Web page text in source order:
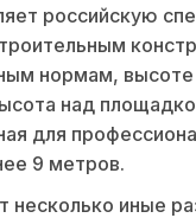
российскую
нормам, высоте
над
для
9 метров.
несколько иные